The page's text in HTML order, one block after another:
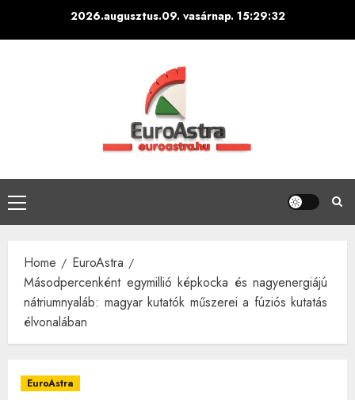
2026.augusztus.09. vasárnap. 15:29:33
Primary
Menu
Home
EuroAstra
Másodpercenként egymillió képkocka és nagyenergiájú
nátriumnyaláb: magyar kutatók műszerei a fúziós kutatás
élvonalában
EuroAstra